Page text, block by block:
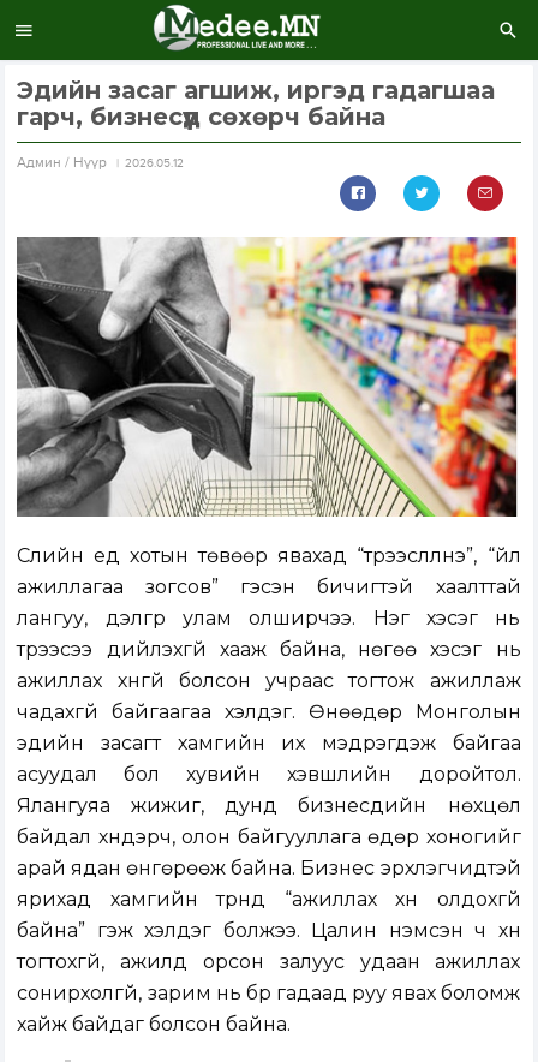
Эдийн засаг агшиж, иргэд гадагшаа
гарч, бизнесүүд сөхөрч байна
Aдмин / Нүүр 2026.05.12
Сүүлийн үед хотын төвөөр явахад “түрээслүүлнэ”, “үйл
ажиллагаа зогсов” гэсэн бичигтэй хаалттай
лангуу, дэлгүүр улам олширчээ. Нэг хэсэг нь
түрээсээ дийлэхгүй хааж байна, нөгөө хэсэг нь
ажиллах хүнгүй болсон учраас тогтож ажиллаж
чадахгүй байгаагаа хэлдэг. Өнөөдөр Монголын
эдийн засагт хамгийн их мэдрэгдэж байгаа
асуудал бол хувийн хэвшлийн доройтол.
Ялангуяа жижиг, дунд бизнесүүдийн нөхцөл
байдал хүндэрч, олон байгууллага өдөр хоногийг
арай ядан өнгөрөөж байна. Бизнес эрхлэгчидтэй
ярихад хамгийн түрүүнд “ажиллах хүн олдохгүй
байна” гэж хэлдэг болжээ. Цалин нэмсэн ч хүн
тогтохгүй, ажилд орсон залуус удаан ажиллах
сонирхолгүй, зарим нь бүр гадаад руу явах боломж
хайж байдаг болсон байна.